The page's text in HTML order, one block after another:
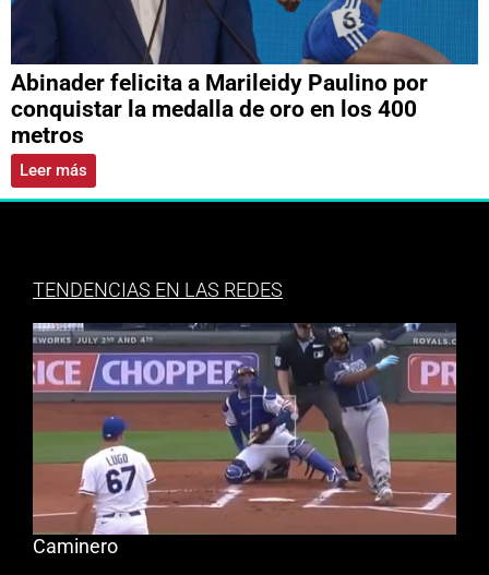
Abinader felicita a Marileidy Paulino por
conquistar la medalla de oro en los 400
metros
Leer más
TENDENCIAS EN LAS REDES
Caminero